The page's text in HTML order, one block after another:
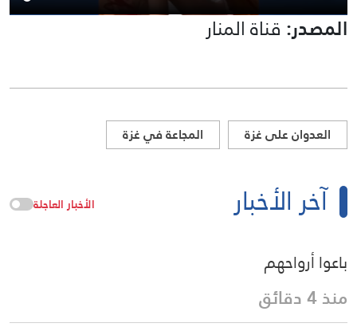
المصدر: قناة المنار
العدوان على غزة المجاعة في غزة
آخر الأخبار الأخبار العاجلة
باعوا أرواحهم
منذ 4 دقائق